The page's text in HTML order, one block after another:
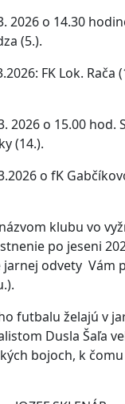
2026 o 14.30
(5.).
FK Lok. Rača
2026 o 15.00 hod.
(14.).
o fK
klubu vo
po jeseni
jarnej odvety Vám
futbalu želajú v
Dusla Šaľa
bojoch, k